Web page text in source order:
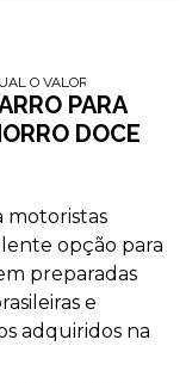
PARA MULHERES RECEM
O VALOR DE AULA DE
PARA
DOCE
motoristas
opção para
preparadas
e
adquiridos na